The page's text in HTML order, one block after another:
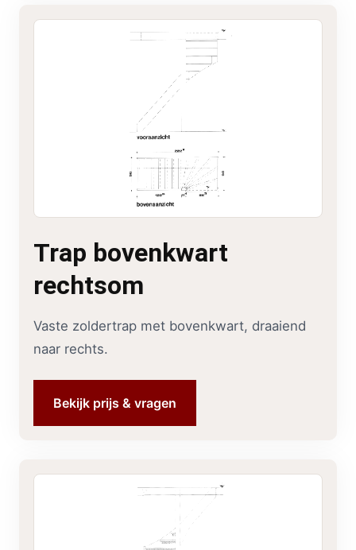
Trap bovenkwart
rechtsom
Vaste zoldertrap met bovenkwart, draaiend
naar rechts.
Bekijk prijs & vragen